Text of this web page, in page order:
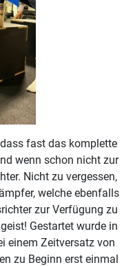
fast das komplette
wenn schon nicht zur
Nicht zu vergessen,
welche ebenfalls
zur Verfügung zu
Gestartet wurde in
einem Zeitversatz von
zu Beginn erst einmal